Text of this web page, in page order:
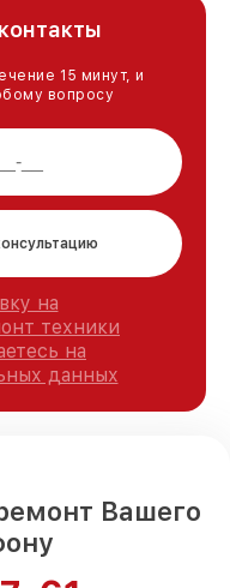
15 минут, и
вопросу
на
техники
на
данных
Вашего